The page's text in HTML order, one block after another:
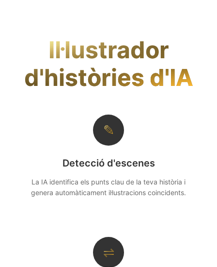
href=\"https://products.documentize.app\">lloc</a>.
Il·lustrador
d'històries d'IA
✎
Detecció d'escenes
La IA identifica els punts clau de la teva història i
genera automàticament il·lustracions coincidents.
⇌